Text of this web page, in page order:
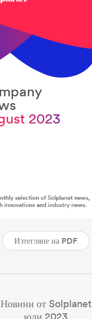
Изтегляне на PDF
Новини от Solplanet
юли 2023